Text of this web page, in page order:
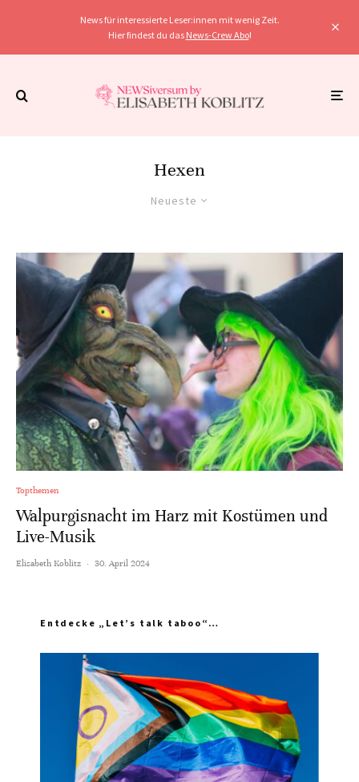
News für interessierte Leser:innen mit wenig Zeit.
Hier findest du das News-Crew Abo!
Hexen
Neueste
Topthemen
Walpurgisnacht im Harz mit Kostümen und
Live-Musik
Elisabeth Koblitz · 30. April 2024
Entdecke „Let’s talk taboo“…